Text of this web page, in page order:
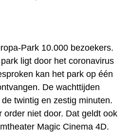
Park 10.000 bezoekers.
ligt door het coronavirus
kan het park op één
De wachttijden
twintig en zestig minuten.
order niet door. Dat geldt ook
Magic Cinema 4D.